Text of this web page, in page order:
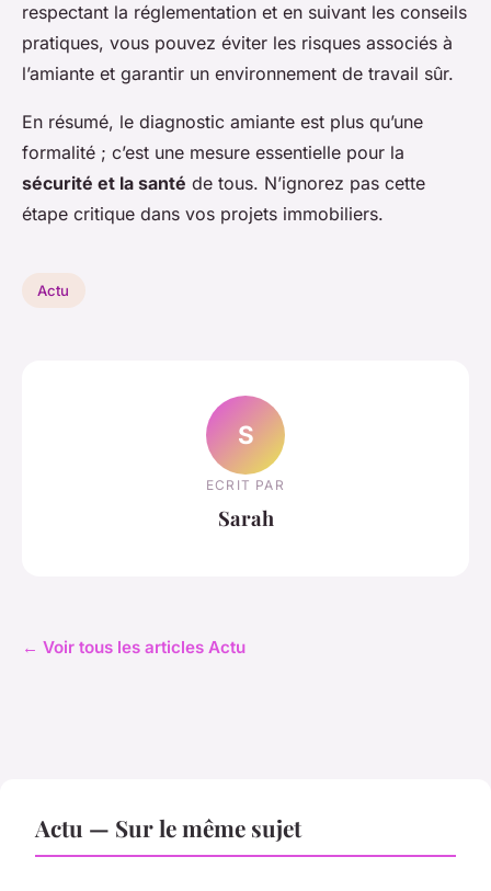
respectant la réglementation et en suivant les conseils
pratiques, vous pouvez éviter les risques associés à
l’amiante et garantir un environnement de travail sûr.
En résumé, le diagnostic amiante est plus qu’une
formalité ; c’est une mesure essentielle pour la
sécurité et la santé de tous. N’ignorez pas cette
étape critique dans vos projets immobiliers.
Actu
S
ECRIT PAR
Sarah
← Voir tous les articles Actu
Actu — Sur le même sujet